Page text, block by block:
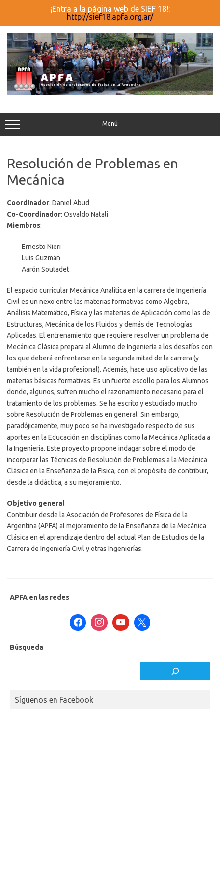
¡Entra a la página web de SIEF 18!:
http://sief18.apfa.org.ar/
contenido
Menú
Resolución de Problemas en
Mecánica
Coordinador: Daniel Abud
Co-Coordinador: Osvaldo Natali
Miembros:
Ernesto Nieri
Luis Guzmán
Aarón Soutadet
El espacio curricular Mecánica Analítica en la carrera de Ingeniería
Civil es un nexo entre las materias formativas como Algebra,
Análisis Matemático, Física y las materias de Aplicación como las de
Estructuras, Mecánica de los Fluidos y demás de Tecnologías
Aplicadas. El entrenamiento que requiere resolver un problema de
Mecánica Clásica prepara al Alumno de Ingeniería a los desafíos con
los que deberá enfrentarse en la segunda mitad de la carrera (y
también en la vida profesional). Además, hace uso aplicativo de las
materias básicas formativas. Es un fuerte escollo para los Alumnos
donde, algunos, sufren mucho el razonamiento necesario para el
tratamiento de los problemas. Se ha escrito y estudiado mucho
sobre Resolución de Problemas en general. Sin embargo,
paradójicamente, muy poco se ha investigado respecto de sus
aportes en la Educación en disciplinas como la Mecánica Aplicada a
la Ingeniería. Este proyecto propone indagar sobre el modo de
incorporar las Técnicas de Resolución de Problemas a la Mecánica
Clásica en la Enseñanza de la Física, con el propósito de contribuir,
desde la didáctica, a su mejoramiento.
Objetivo general
Contribuir desde la Asociación de Profesores de Física de la
Argentina (APFA) al mejoramiento de la Enseñanza de la Mecánica
Clásica en el aprendizaje dentro del actual Plan de Estudios de la
Carrera de Ingeniería Civil y otras Ingenierías.
APFA en las redes
Búsqueda
Síguenos en Facebook